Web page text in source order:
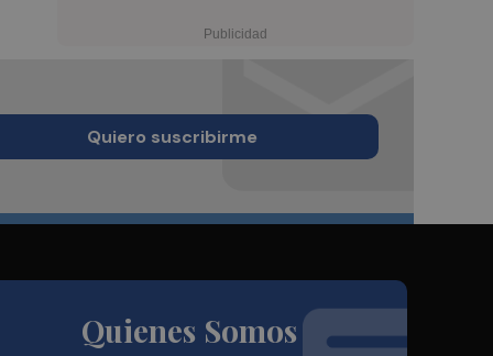
Quiero suscribirme
Quienes Somos